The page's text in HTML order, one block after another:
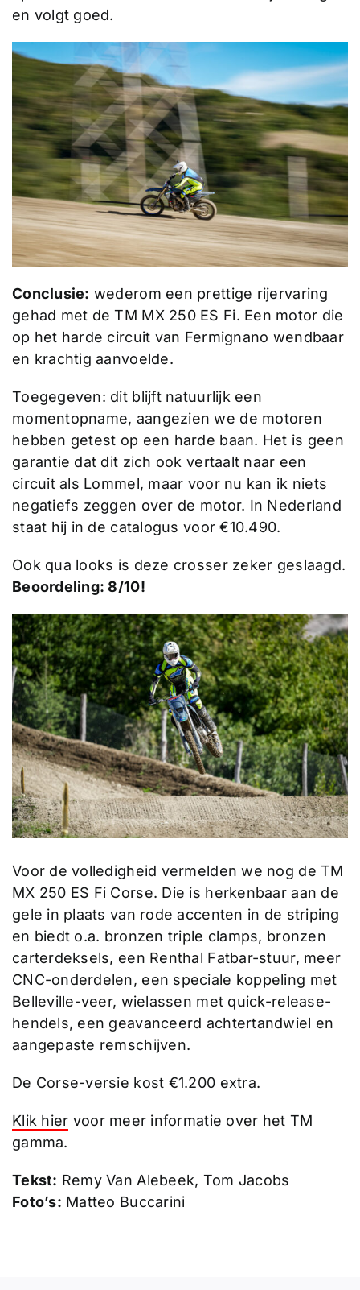
en volgt goed.
Conclusie: wederom een prettige rijervaring
gehad met de TM MX 250 ES Fi. Een motor die
op het harde circuit van Fermignano wendbaar
en krachtig aanvoelde.
Toegegeven: dit blijft natuurlijk een
momentopname, aangezien we de motoren
hebben getest op een harde baan. Het is geen
garantie dat dit zich ook vertaalt naar een
circuit als Lommel, maar voor nu kan ik niets
negatiefs zeggen over de motor. In Nederland
staat hij in de catalogus voor €10.490.
Ook qua looks is deze crosser zeker geslaagd.
Beoordeling: 8/10!
Voor de volledigheid vermelden we nog de TM
MX 250 ES Fi Corse. Die is herkenbaar aan de
gele in plaats van rode accenten in de striping
en biedt o.a. bronzen triple clamps, bronzen
carterdeksels, een Renthal Fatbar-stuur, meer
CNC-onderdelen, een speciale koppeling met
Belleville-veer, wielassen met quick-release-
hendels, een geavanceerd achtertandwiel en
aangepaste remschijven.
De Corse-versie kost €1.200 extra.
Klik hier voor meer informatie over het TM
gamma.
Tekst: Remy Van Alebeek, Tom Jacobs
Foto’s: Matteo Buccarini